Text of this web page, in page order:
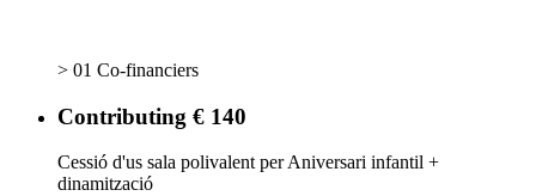
> 01 Co-financiers
Contributing € 140
Cessió d'us sala polivalent per Aniversari infantil +
dinamització